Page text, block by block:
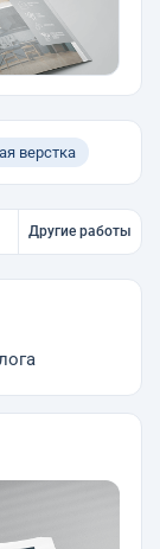
верстка
Другие работы